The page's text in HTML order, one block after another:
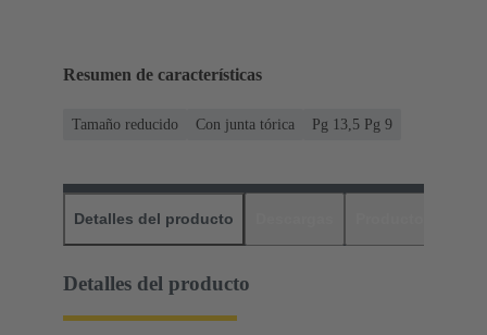
Resumen de características
Tamaño reducido Con junta tórica Pg 13,5 Pg 9
Detalles del producto
Detalles del producto